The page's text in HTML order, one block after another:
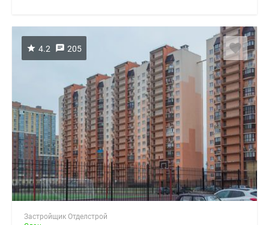
4.2 205
Застройщик Отделстрой